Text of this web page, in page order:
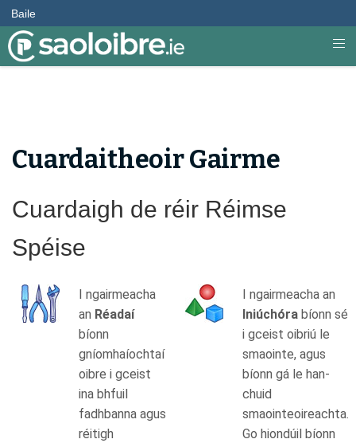
Baile
Cuardaitheoir Gairme
Cuardaigh de réir Réimse
Spéise
I ngairmeacha
an Réadaí
bíonn
gníomhaíochtaí
oibre i gceist
ina bhfuil
fadhbanna agus
réitigh
I ngairmeacha an
Iniúchóra bíonn sé
i gceist oibriú le
smaointe, agus
bíonn gá le han-
chuid
smaointeoireachta.
Go hiondúil bíonn